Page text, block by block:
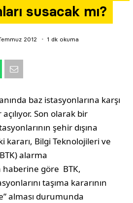
susacak mı?
2012 1 dk okuma
baz istasyonlarına karşı
Son olarak bir
şehir dışına
kararı, Bilgi Teknolojileri ve
alarma
haberine göre BTK,
taşıma kararının
alması durumunda